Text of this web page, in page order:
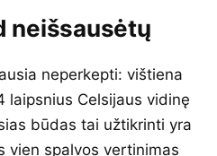
neišsausėtų
neperkepti: vištiena
laipsnius Celsijaus vidinę
būdas tai užtikrinti yra
vien spalvos vertinimas